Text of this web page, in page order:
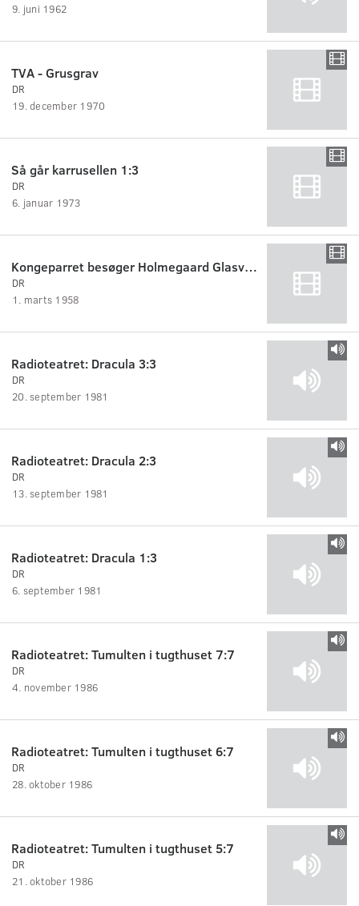
9. juni 1962
TVA - Grusgrav
DR
19. december 1970
Så går karrusellen 1:3
DR
6. januar 1973
Kongeparret besøger Holmegaard Glasværk
DR
1. marts 1958
Radioteatret: Dracula 3:3
DR
20. september 1981
Radioteatret: Dracula 2:3
DR
13. september 1981
Radioteatret: Dracula 1:3
DR
6. september 1981
Radioteatret: Tumulten i tugthuset 7:7
DR
4. november 1986
Radioteatret: Tumulten i tugthuset 6:7
DR
28. oktober 1986
Radioteatret: Tumulten i tugthuset 5:7
DR
21. oktober 1986